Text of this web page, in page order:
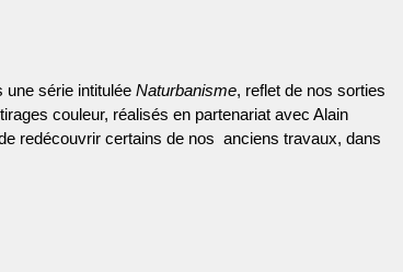
une série intitulée Naturbanisme, reflet de nos sorties
couleur, réalisés en partenariat avec Alain
redécouvrir certains de nos  anciens travaux, dans